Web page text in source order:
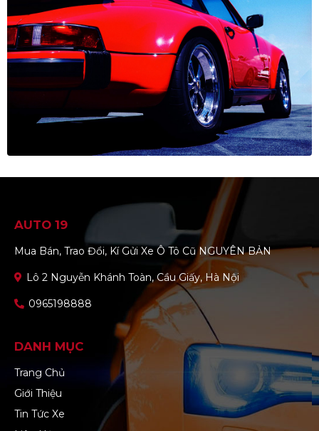
AUTO 19
Mua Bán, Trao Đổi, Kí Gửi Xe Ô Tô Cũ NGUYÊN BẢN
Lô 2 Nguyễn Khánh Toàn, Cầu Giấy, Hà Nội
0965198888
DANH MỤC
Trang Chủ
Giới Thiệu
Tin Tức Xe